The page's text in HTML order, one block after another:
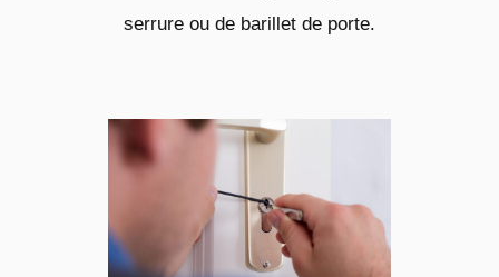
serrure ou de barillet de porte.